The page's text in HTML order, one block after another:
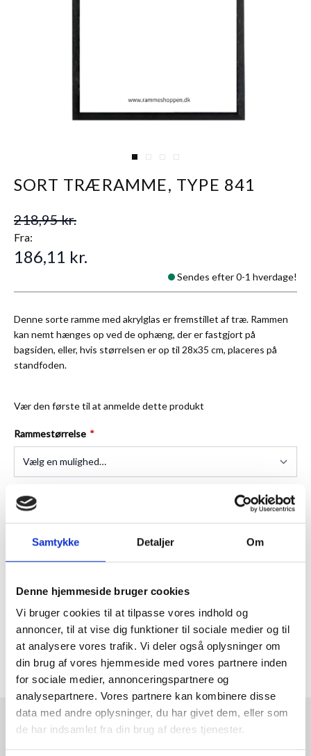
Samtykke Detaljer Om
Denne hjemmeside bruger cookies
Vi bruger cookies til at tilpasse vores indhold og
annoncer, til at vise dig funktioner til sociale medier og til
at analysere vores trafik. Vi deler også oplysninger om
din brug af vores hjemmeside med vores partnere inden
for sociale medier, annonceringspartnere og
analysepartnere. Vores partnere kan kombinere disse
data med andre oplysninger, du har givet dem, eller som
de har indsamlet fra din brug af deres tjenester.
View larger image
View larger image
View larger image
View larger image
SORT TRÆRAMME, TYPE 841
Denne sorte ramme med akrylglas er fremstillet af træ. Rammen
kan nemt hænges op ved de ophæng, der er fastgjort på
bagsiden, eller, hvis størrelsen er op til 28x35 cm, placeres på
standfoden.
Vær den første til at anmelde dette produkt
218,95 kr.
Fra:
186,11 kr.
Sendes efter 0-1 hverdage!
Rammestørrelse
MERE INFORMATION
ANMELDELSER
RAMMESHOPPEN.DK